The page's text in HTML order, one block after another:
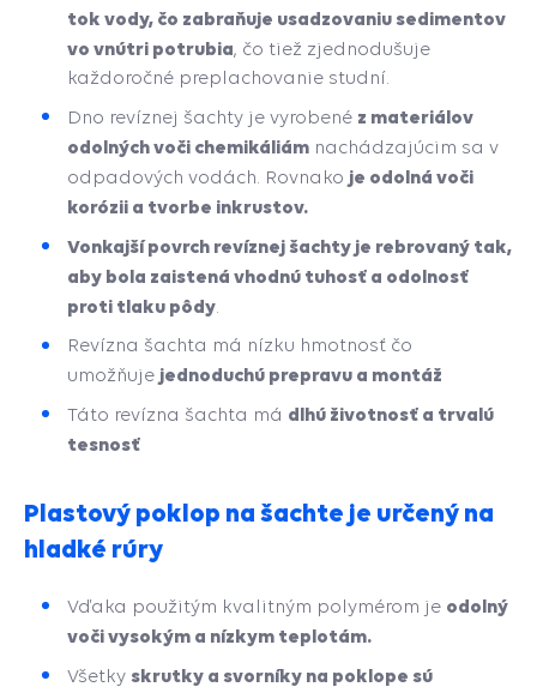
tok vody, čo zabraňuje usadzovaniu sedimentov
vo vnútri potrubia, čo tiež zjednodušuje
každoročné preplachovanie studní.
Dno revíznej šachty je vyrobené z materiálov
odolných voči chemikáliám nachádzajúcim sa v
odpadových vodách. Rovnako je odolná voči
korózii a tvorbe inkrustov.
Vonkajší povrch revíznej šachty je rebrovaný tak,
aby bola zaistená vhodnú tuhosť a odolnosť
proti tlaku pôdy
Revízna šachta má nízku hmotnosť čo
umožňuje jednoduchú prepravu a montáž
Táto revízna šachta má dlhú životnosť a trvalú
tesnosť
Plastový poklop na šachte je určený na
hladké rúry
Vďaka použitým kvalitným polymérom je odolný
voči vysokým a nízkym teplotám.
Všetky skrutky a svorníky na poklope sú